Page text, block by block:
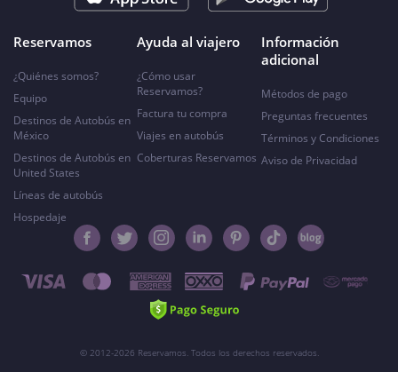
Reservamos
¿Quiénes somos?
Equipo
Destinos de Autobús en
México
Destinos de Autobús en
United States
Líneas de autobús
Hospedaje
Ayuda al viajero
¿Cómo usar
Reservamos?
Factura tu compra
Viajes en autobús
Coberturas Reservamos
Información
adicional
Métodos de pago
Preguntas frecuentes
Términos y Condiciones
Aviso de Privacidad
© 2012-2026 Reservamos. Todos los derechos reservados.